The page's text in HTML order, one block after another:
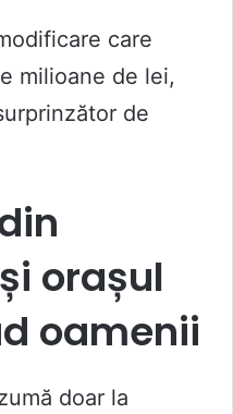
care
milioane de lei,
de
orașul
oamenii
doar la